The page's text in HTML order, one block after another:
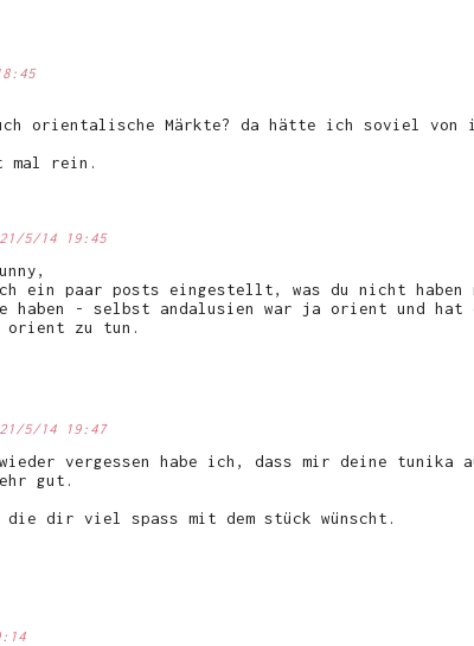
orientalische Märkte? da hätte ich soviel
mal rein.
21/5/14 19:45
ein paar posts eingestellt, was du nicht haben
haben - selbst andalusien war ja orient und
orient zu tun.
21/5/14 19:47
vergessen habe ich, dass mir deine tunika
gut.
dir viel spass mit dem stück wünscht.